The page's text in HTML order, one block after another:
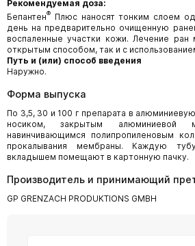
Рекомендуемая доза:
Бепантен® Плюс наносят тонким слоем
день на предварительно очищенную
воспаленные участки кожи. Лечение ран
открытым способом, так и с
Путь и (или) способ введения
Наружно.
Форма выпуска
По 3,5, 30 и 100 г препарата в
носиком, закрытым алюминиевой
навинчивающимся полипропиленовым
прокалывания мембраны. Каждую
вкладышем помещают в картонную пачку.
Производитель и принимающий
GP GRENZACH PRODUKTIONS GMBH